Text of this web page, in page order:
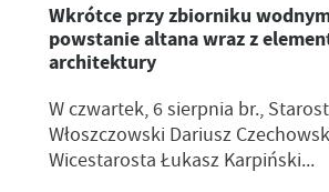
Wkrótce przy zbiorniku
powstanie altana wraz z
architektury
W czwartek, 6 sierpnia br.,
Włoszczowski Dariusz
Wicestarosta Łukasz Karpiński...